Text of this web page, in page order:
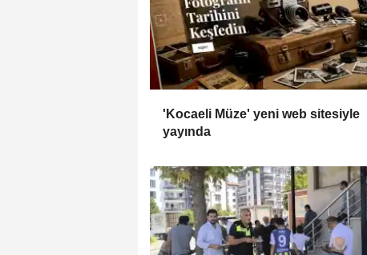
'Kocaeli Müze' yeni web sitesiyle
yayında